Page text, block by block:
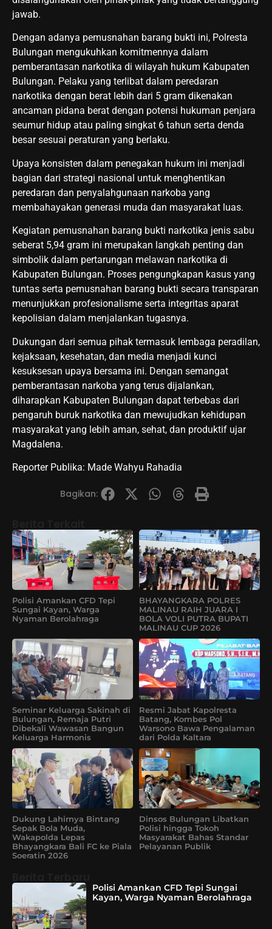
jawab.
Dengan adanya pemusnahan barang bukti ini, Polresta
Bulungan mengukuhkan komitmennya dalam
pemberantasan narkotika di wilayah hukum Kabupaten
Bulungan. Pelaku yang terlibat dalam peredaran
narkotika dengan berat lebih dari 5 gram dikenakan
ancaman pidana berat dengan potensi hukuman penjara
seumur hidup atau paling singkat 6 tahun serta denda
besar sesuai peraturan yang berlaku.
Upaya konsisten dalam penegakan hukum ini menjadi
bagian dari strategi nasional untuk menghentikan
peredaran dan penyalahgunaan narkoba yang
membahayakan generasi muda dan masyarakat luas.
Kegiatan pemusnahan barang bukti narkotika jenis sabu
seberat 5,94 gram ini merupakan langkah penting dan
simbolik dalam pertarungan melawan narkotika di
Kabupaten Bulungan. Proses pengungkapan kasus yang
tuntas serta pemusnahan barang bukti secara transparan
menunjukkan profesionalisme serta integritas aparat
kepolisian dalam menjalankan tugasnya.
Dukungan dari semua pihak termasuk lembaga peradilan,
kejaksaan, kesehatan, dan media menjadi kunci
kesuksesan upaya bersama ini. Dengan semangat
pemberantasan narkoba yang terus dijalankan,
diharapkan Kabupaten Bulungan dapat terbebas dari
pengaruh buruk narkotika dan mewujudkan kehidupan
masyarakat yang lebih aman, sehat, dan produktif ujar
Magdalena.
Reporter Publika: Made Wahyu Rahadia
Bagikan:
Polisi Amankan CFD Tepi
Sungai Kayan, Warga
Nyaman Berolahraga
BHAYANGKARA POLRES
MALINAU RAIH JUARA I
BOLA VOLI PUTRA BUPATI
MALINAU CUP 2026
Seminar Keluarga Sakinah di
Bulungan, Remaja Putri
Dibekali Wawasan Bangun
Keluarga Harmonis
Resmi Jabat Kapolresta
Batang, Kombes Pol
Warsono Bawa Pengalaman
dari Polda Kaltara
Dukung Lahirnya Bintang
Sepak Bola Muda,
Wakapolda Lepas
Bhayangkara Bali FC ke Piala
Soeratin 2026
Dinsos Bulungan Libatkan
Polisi hingga Tokoh
Masyarakat Bahas Standar
Pelayanan Publik
Polisi Amankan CFD Tepi Sungai
Kayan, Warga Nyaman Berolahraga